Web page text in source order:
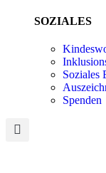
SOZIALES
Soziales
Spenden